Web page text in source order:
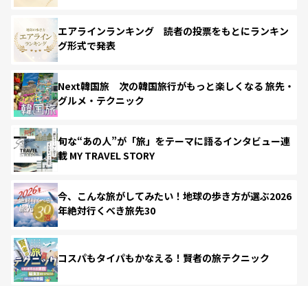
エアラインランキング 読者の投票をもとにランキン
グ形式で発表
Next韓国旅 次の韓国旅行がもっと楽しくなる 旅先・
グルメ・テクニック
旬な“あの人”が「旅」をテーマに語るインタビュー連
載 MY TRAVEL STORY
今、こんな旅がしてみたい！地球の歩き方が選ぶ2026
年絶対行くべき旅先30
コスパもタイパもかなえる！賢者の旅テクニック